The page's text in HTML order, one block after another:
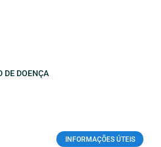
DE DOENÇA
INFORMAÇÕES ÚTEIS